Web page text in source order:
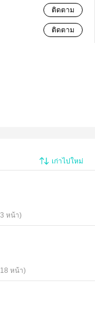
ติดตาม
ติดตาม
เก่าไปใหม่
หน้า)
หน้า)